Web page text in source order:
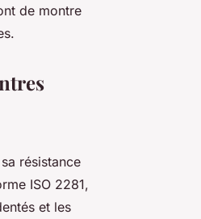
de montre
résistance
ISO 2281,
et les